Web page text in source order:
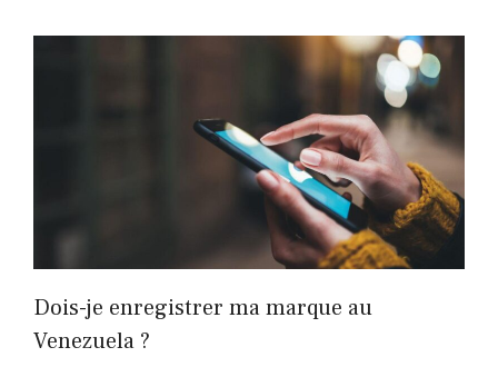
Dois-je enregistrer ma marque au
Venezuela ?